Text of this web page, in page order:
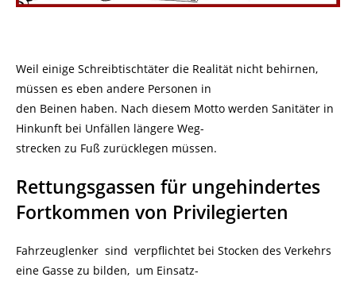
Weil einige Schreibtischtäter die Realität nicht behirnen,
müssen es eben andere Personen in
den Beinen haben. Nach diesem Motto werden Sanitäter in
Hinkunft bei Unfällen längere Weg-
strecken zu Fuß zurücklegen müssen.
Rettungsgassen für ungehindertes
Fortkommen von Privilegierten
Fahrzeuglenker sind verpflichtet bei Stocken des Verkehrs
eine Gasse zu bilden, um Einsatz-